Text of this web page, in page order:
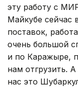
эту работу с
Майкубе сейчас
поставок,
очень большой
и по Каражыре,
нам отгрузить.
нас это